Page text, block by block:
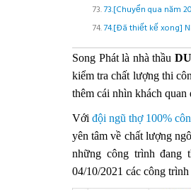
73.[Chuyển qua năm
74.[Đã thiết kế xong]
Song Phát là nhà thầu
kiểm tra chất lượng thi
thêm cái nhìn khách
Vớiđội ngũ thợ 100%
yên tâm về chất lượng
những công trình đang
04/10/2021 các công